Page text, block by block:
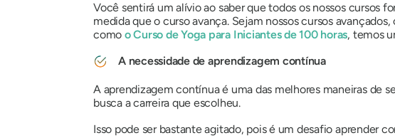
Você sentirá um alívio ao saber que todos os nossos cursos
medida que o curso avança. Sejam nossos cursos avançados,
como o Curso de Yoga para Iniciantes de 100 horas, temos
A necessidade de aprendizagem contínua
A aprendizagem contínua é uma das melhores maneiras de
busca a carreira que escolheu.
Isso pode ser bastante agitado, pois é um desafio aprender